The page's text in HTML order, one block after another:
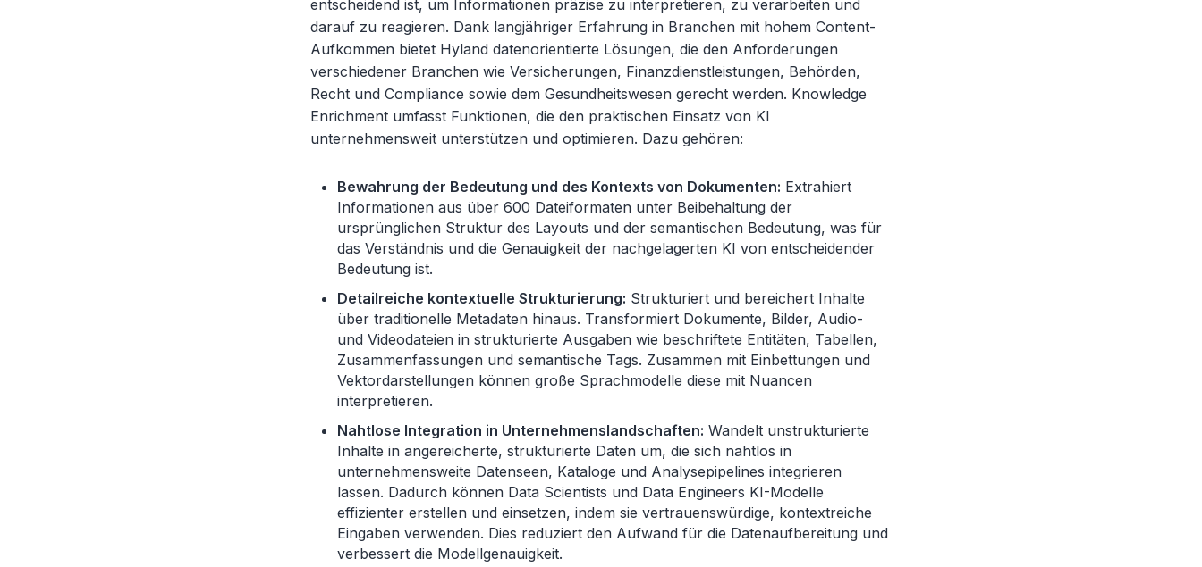
entscheidend ist, um Informationen präzise zu interpretieren, zu verarbeiten und
darauf zu reagieren. Dank langjähriger Erfahrung in Branchen mit hohem Content-
Aufkommen bietet Hyland datenorientierte Lösungen, die den Anforderungen
verschiedener Branchen wie Versicherungen, Finanzdienstleistungen, Behörden,
Recht und Compliance sowie dem Gesundheitswesen gerecht werden. Knowledge
Enrichment umfasst Funktionen, die den praktischen Einsatz von KI
unternehmensweit unterstützen und optimieren. Dazu gehören:
Bewahrung der Bedeutung und des Kontexts von Dokumenten: Extrahiert
Informationen aus über 600 Dateiformaten unter Beibehaltung der
ursprünglichen Struktur des Layouts und der semantischen Bedeutung, was für
das Verständnis und die Genauigkeit der nachgelagerten KI von entscheidender
Bedeutung ist.
Detailreiche kontextuelle Strukturierung: Strukturiert und bereichert Inhalte
über traditionelle Metadaten hinaus. Transformiert Dokumente, Bilder, Audio-
und Videodateien in strukturierte Ausgaben wie beschriftete Entitäten, Tabellen,
Zusammenfassungen und semantische Tags. Zusammen mit Einbettungen und
Vektordarstellungen können große Sprachmodelle diese mit Nuancen
interpretieren.
Nahtlose Integration in Unternehmenslandschaften: Wandelt unstrukturierte
Inhalte in angereicherte, strukturierte Daten um, die sich nahtlos in
unternehmensweite Datenseen, Kataloge und Analysepipelines integrieren
lassen. Dadurch können Data Scientists und Data Engineers KI-Modelle
effizienter erstellen und einsetzen, indem sie vertrauenswürdige, kontextreiche
Eingaben verwenden. Dies reduziert den Aufwand für die Datenaufbereitung und
verbessert die Modellgenauigkeit.